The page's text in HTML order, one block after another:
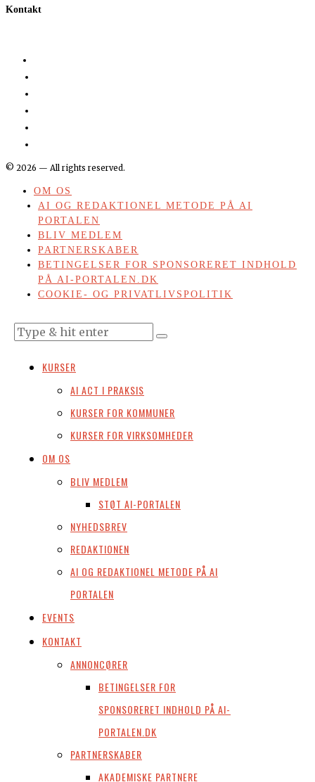
Kontakt
© 2026 — All rights reserved.
OM OS
AI OG REDAKTIONEL METODE PÅ AI
PORTALEN
BLIV MEDLEM
PARTNERSKABER
BETINGELSER FOR SPONSORERET INDHOLD
PÅ AI-PORTALEN.DK
COOKIE- OG PRIVATLIVSPOLITIK
KURSER
AI ACT I PRAKSIS
KURSER FOR KOMMUNER
KURSER FOR VIRKSOMHEDER
OM OS
BLIV MEDLEM
STØT AI-PORTALEN
NYHEDSBREV
REDAKTIONEN
AI OG REDAKTIONEL METODE PÅ AI
PORTALEN
EVENTS
KONTAKT
ANNONCØRER
BETINGELSER FOR
SPONSORERET INDHOLD PÅ AI-
PORTALEN.DK
PARTNERSKABER
AKADEMISKE PARTNERE